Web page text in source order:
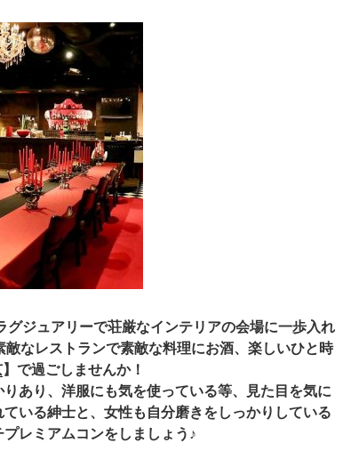
ジュアリーで荘厳なインテリアの会場に一歩入れ
敵なレストランで素敵な料理にお酒、楽しいひと時
】で過ごしませんか！
あり、洋服にも気を使っている等、見た目を気に
ている紳士と、女性も自分磨きをしっかりしている
レミアムコンをしましょう♪